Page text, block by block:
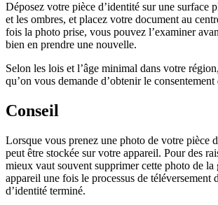
Déposez votre pièce d’identité sur une surface
et les ombres, et placez votre document au
fois la photo prise, vous pouvez l’examiner
bien en prendre une nouvelle.
Selon les lois et l’âge minimal dans votre
qu’on vous demande d’obtenir le consentement
Conseil
Lorsque vous prenez une photo de votre pièce
peut être stockée sur votre appareil. Pour des
mieux vaut souvent supprimer cette photo de la
appareil une fois le processus de téléversement
d’identité terminé.